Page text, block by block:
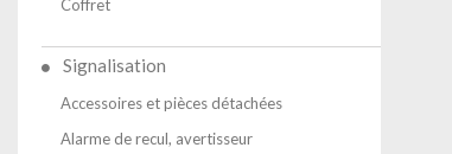
Coffret
Signalisation
Accessoires et pièces détachées
Alarme de recul, avertisseur